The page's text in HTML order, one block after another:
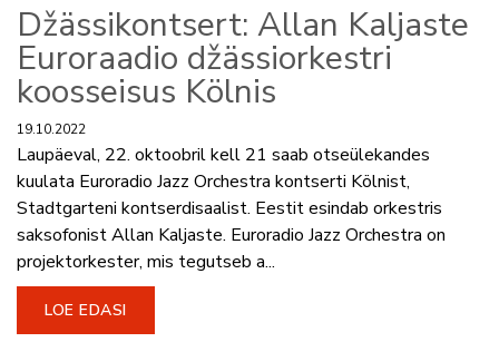
Džässikontsert: Allan Kaljaste
Euroraadio džässiorkestri
koosseisus Kölnis
19.10.2022
Laupäeval, 22. oktoobril kell 21 saab otseülekandes
kuulata Euroradio Jazz Orchestra kontserti Kölnist,
Stadtgarteni kontserdisaalist. Eestit esindab orkestris
saksofonist Allan Kaljaste. Euroradio Jazz Orchestra on
projektorkester, mis tegutseb a...
LOE EDASI